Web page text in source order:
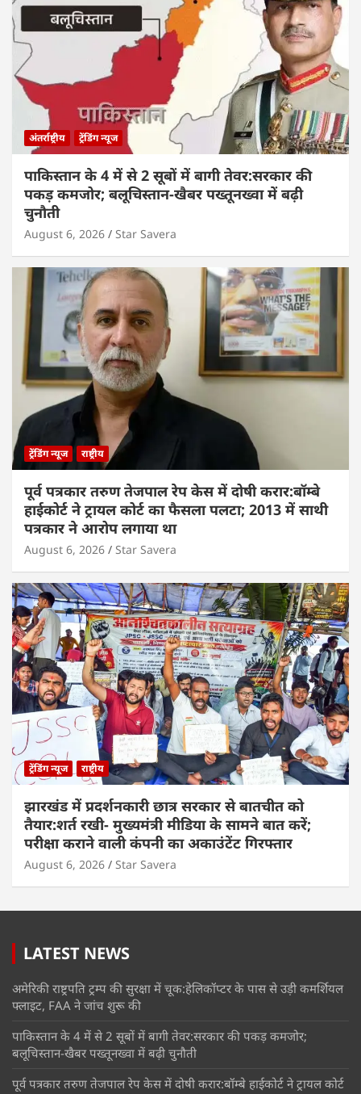
अंतर्राष्ट्रीय ट्रेंडिंग न्यूज
पाकिस्तान के 4 में से 2 सूबों में बागी तेवर:सरकार की
पकड़ कमजोर; बलूचिस्तान-खैबर पख्तूनख्वा में बढ़ी
चुनौती
August 6, 2026 Star Savera
ट्रेंडिंग न्यूज राष्ट्रीय
पूर्व पत्रकार तरुण तेजपाल रेप केस में दोषी करार:बॉम्बे
हाईकोर्ट ने ट्रायल कोर्ट का फैसला पलटा; 2013 में साथी
पत्रकार ने आरोप लगाया था
August 6, 2026 Star Savera
ट्रेंडिंग न्यूज राष्ट्रीय
झारखंड में प्रदर्शनकारी छात्र सरकार से बातचीत को
तैयार:शर्त रखी- मुख्यमंत्री मीडिया के सामने बात करें;
परीक्षा कराने वाली कंपनी का अकाउंटेंट गिरफ्तार
August 6, 2026 Star Savera
LATEST NEWS
अमेरिकी राष्ट्रपति ट्रम्प की सुरक्षा में चूक:हेलिकॉप्टर के पास से उड़ी कमर्शियल
फ्लाइट, FAA ने जांच शुरू की
पाकिस्तान के 4 में से 2 सूबों में बागी तेवर:सरकार की पकड़ कमजोर;
बलूचिस्तान-खैबर पख्तूनख्वा में बढ़ी चुनौती
पूर्व पत्रकार तरुण तेजपाल रेप केस में दोषी करार:बॉम्बे हाईकोर्ट ने ट्रायल कोर्ट